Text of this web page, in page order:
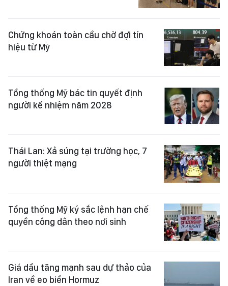
Chứng khoán toàn cầu chờ đợi tín
hiệu từ Mỹ
Tổng thống Mỹ bác tin quyết định
người kế nhiệm năm 2028
Thái Lan: Xả súng tại trường học, 7
người thiệt mạng
Tổng thống Mỹ ký sắc lệnh hạn chế
quyền công dân theo nơi sinh
Giá dầu tăng mạnh sau dự thảo của
Iran về eo biển Hormuz